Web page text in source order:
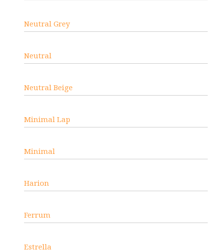
Neutral Grey
Neutral
Neutral Beige
Minimal Lap
Minimal
Harion
Ferrum
Estrella